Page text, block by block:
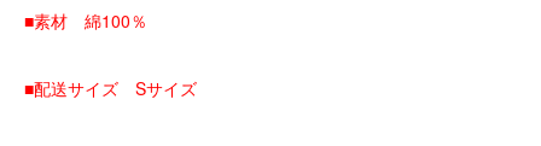
■素材 綿100％
■配送サイズ Sサイズ